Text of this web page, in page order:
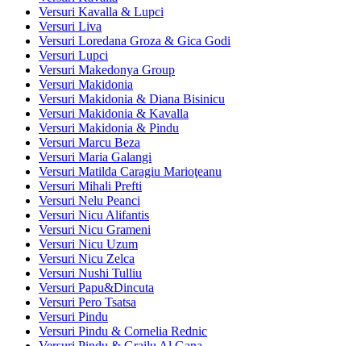
Versuri Kavalla & Lupci
Versuri Liva
Versuri Loredana Groza & Gica Godi
Versuri Lupci
Versuri Makedonya Group
Versuri Makidonia
Versuri Makidonia & Diana Bisinicu
Versuri Makidonia & Kavalla
Versuri Makidonia & Pindu
Versuri Marcu Beza
Versuri Maria Galangi
Versuri Matilda Caragiu Marioţeanu
Versuri Mihali Prefti
Versuri Nelu Peanci
Versuri Nicu Alifantis
Versuri Nicu Grameni
Versuri Nicu Uzum
Versuri Nicu Zelca
Versuri Nushi Tulliu
Versuri Papu&Dincuta
Versuri Pero Tsatsa
Versuri Pindu
Versuri Pindu & Cornelia Rednic